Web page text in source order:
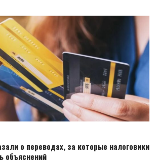
о переводах, за которые налоговики
объяснений